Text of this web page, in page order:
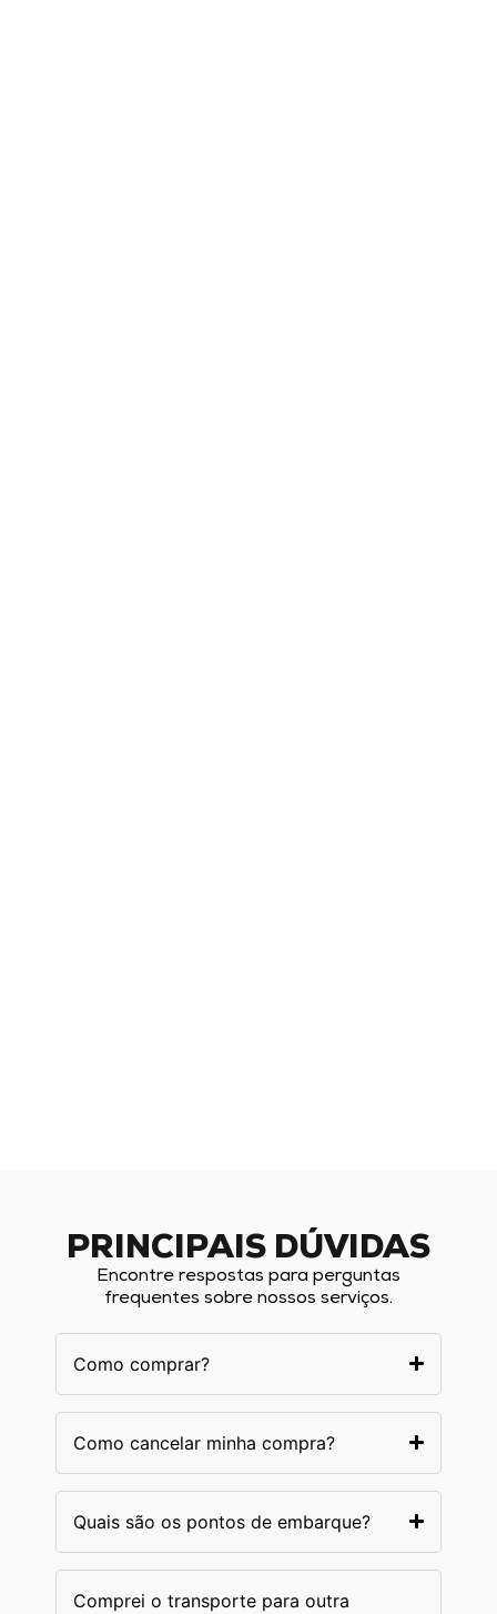
PRINCIPAIS DÚVIDAS
Encontre respostas para perguntas
frequentes sobre nossos serviços.
Como comprar?
Como cancelar minha compra?
Quais são os pontos de embarque?
Comprei o transporte para outra